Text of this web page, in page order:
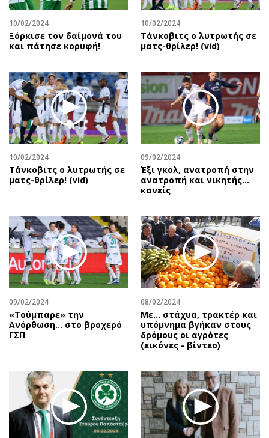
10/02/2024
Ξόρκισε τον δαίμονά του
και πάτησε κορυφή!
10/02/2024
Τάνκοβιτς ο λυτρωτής σε
ματς-θρίλερ! (vid)
10/02/2024
Τάνκοβιτς ο λυτρωτής σε
ματς-θρίλερ! (vid)
09/02/2024
Έξι γκολ, ανατροπή στην
ανατροπή και νικητής…
κανείς
09/02/2024
«Τούμπαρε» την
Ανόρθωση… στο βροχερό
ΓΣΠ
08/02/2024
Με... στάχυα, τρακτέρ και
υπόμνημα βγήκαν στους
δρόμους οι αγρότες
(εικόνες - βίντεο)